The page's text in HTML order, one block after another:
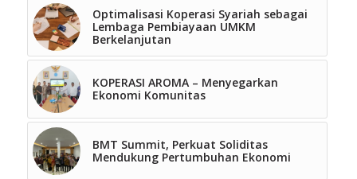
Optimalisasi Koperasi Syariah sebagai
Lembaga Pembiayaan UMKM
Berkelanjutan
KOPERASI AROMA – Menyegarkan
Ekonomi Komunitas
BMT Summit, Perkuat Soliditas
Mendukung Pertumbuhan Ekonomi